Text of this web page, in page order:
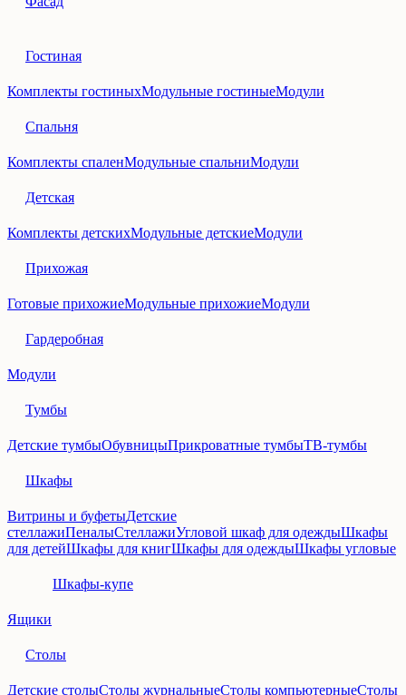
Гостиная
Комплекты гостиныхМодульные гостиныеМодули
Спальня
Комплекты спаленМодульные спальниМодули
Детская
Комплекты детскихМодульные детскиеМодули
Прихожая
Готовые прихожиеМодульные прихожиеМодули
Гардеробная
Модули
Тумбы
Детские тумбыОбувницыПрикроватные тумбыТВ-тумбы
Шкафы
Витрины и буфетыДетские
стеллажиПеналыСтеллажиУгловой шкаф для одеждыШкафы
для детейШкафы для книгШкафы для одеждыШкафы угловые
Шкафы-купе
Ящики
Столы
Детские столыСтолы журнальныеСтолы компьютерныеСтолы